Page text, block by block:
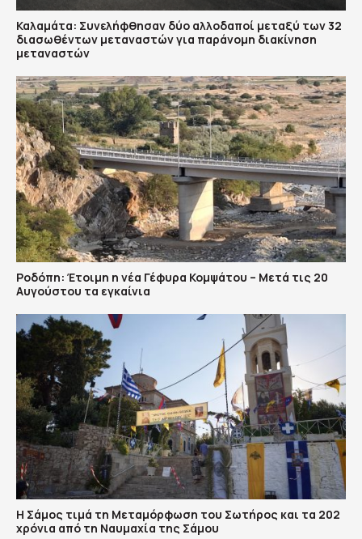
Καλαμάτα: Συνελήφθησαν δύο αλλοδαποί μεταξύ των 32
διασωθέντων μεταναστών για παράνομη διακίνηση
μεταναστών
Ροδόπη: Έτοιμη η νέα Γέφυρα Κομψάτου – Μετά τις 20
Αυγούστου τα εγκαίνια
Η Σάμος τιμά τη Μεταμόρφωση του Σωτήρος και τα 202
χρόνια από τη Ναυμαχία της Σάμου